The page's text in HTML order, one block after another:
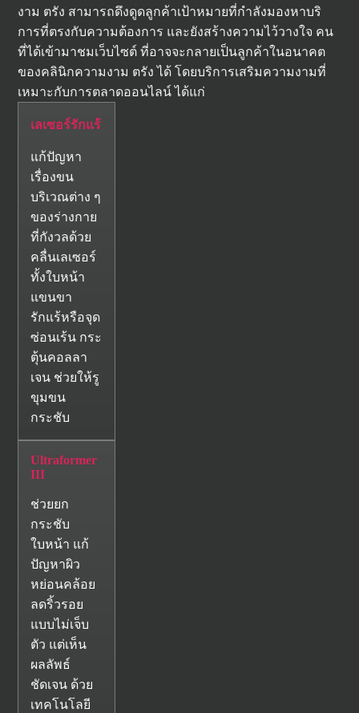
งาม ตรัง สามารถดึงดูดลูกค้าเป้าหมายที่กำลังมองหาบริ
การที่ตรงกับความต้องการ และยังสร้างความไว้วางใจ คน
ที่ได้เข้ามาชมเว็บไซต์ ที่อาจจะกลายเป็นลูกค้าในอนาคต
ของคลินิกความงาม ตรัง ได้ โดยบริการเสริมความงามที่
เหมาะกับการตลาดออนไลน์ ได้แก่
เลเซอร์รักแร้
แก้ปัญหา
เรื่องขน
บริเวณต่าง ๆ
ของร่างกาย
ที่กังวลด้วย
คลื่นเลเซอร์
ทั้งใบหน้า
แขนขา
รักแร้หรือจุด
ซ่อนเร้น กระ
ตุ้นคอลลา
เจน ช่วยให้รู
ขุมขน
กระชับ
Ultraformer
III
ช่วยยก
กระชับ
ใบหน้า แก้
ปัญหาผิว
หย่อนคล้อย
ลดริ้วรอย
แบบไม่เจ็บ
ตัว แต่เห็น
ผลลัพธ์
ชัดเจน ด้วย
เทคโนโลยี